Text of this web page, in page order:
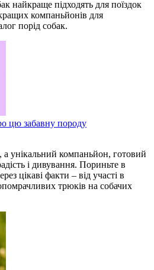
найкраще підходять для поїздок
компаньйонів для
порід собак.
цю забавну породу
а унікальний компаньйон, готовий
і дивування. Пориньте в
цікаві факти – від участі в
трюків на собачих